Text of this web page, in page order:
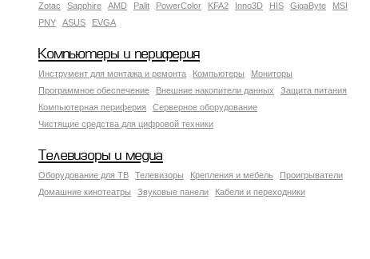
Zotac Sapphire AMD Palit PowerColor KFA2 Inno3D HIS GigaByte
MSI
PNY
ASUS EVGA
Компьютеры и периферия
Инструмент для монтажа и ремонта Компьютеры
Мониторы
Программное обеспечение
Внешние накопители данных
Защита питания
Компьютерная периферия
Серверное оборудование
Чистящие средства для цифровой техники
Телевизоры и медиа
Оборудование для ТВ Телевизоры Крепления и мебель
Проигрыватели
Домашние кинотеатры
Звуковые панели Кабели и переходники